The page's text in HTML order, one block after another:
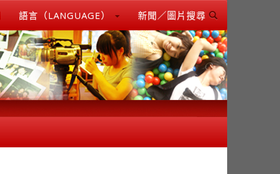
語言（LANGUAGE） 新聞／圖片搜尋